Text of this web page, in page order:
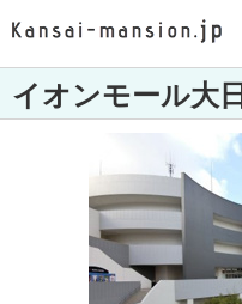
イオンモール大日